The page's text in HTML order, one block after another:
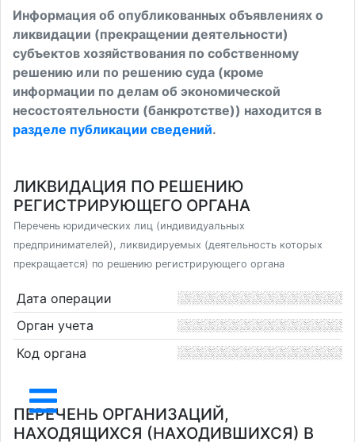
Информация об опубликованных объявлениях о
ликвидации (прекращении деятельности)
субъектов хозяйствования по собственному
решению или по решению суда (кроме
информации по делам об экономической
несостоятельности (банкротстве)) находится в
разделе публикации сведений.
ЛИКВИДАЦИЯ ПО РЕШЕНИЮ
РЕГИСТРИРУЮЩЕГО ОРГАНА
Перечень юридических лиц (индивидуальных
предпринимателей), ликвидируемых (деятельность которых
прекращается) по решению регистрирующего органа
Дата операции
Орган учета
Код органа
ПЕРЕЧЕНЬ ОРГАНИЗАЦИЙ,
НАХОДЯЩИХСЯ (НАХОДИВШИХСЯ) В